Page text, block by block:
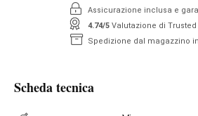
Assicurazione inclusa e
4.74/5 Valutazione di Trusted
Spedizione dal magazzino in
Scheda tecnica